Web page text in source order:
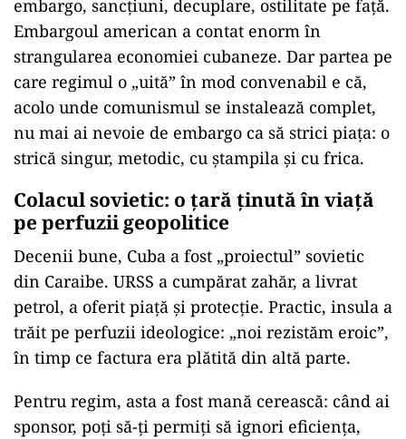
embargo, sancțiuni, decuplare, ostilitate pe față.
Embargoul american a contat enorm în
strangularea economiei cubaneze. Dar partea pe
care regimul o „uită” în mod convenabil e că,
acolo unde comunismul se instalează complet,
nu mai ai nevoie de embargo ca să strici piața: o
strică singur, metodic, cu ștampila și cu frica.
Colacul sovietic: o țară ținută în viață
pe perfuzii geopolitice
Decenii bune, Cuba a fost „proiectul” sovietic
din Caraibe. URSS a cumpărat zahăr, a livrat
petrol, a oferit piață și protecție. Practic, insula a
trăit pe perfuzii ideologice: „noi rezistăm eroic”,
în timp ce factura era plătită din altă parte.
Pentru regim, asta a fost mană cerească: când ai
sponsor, poți să-ți permiți să ignori eficiența,